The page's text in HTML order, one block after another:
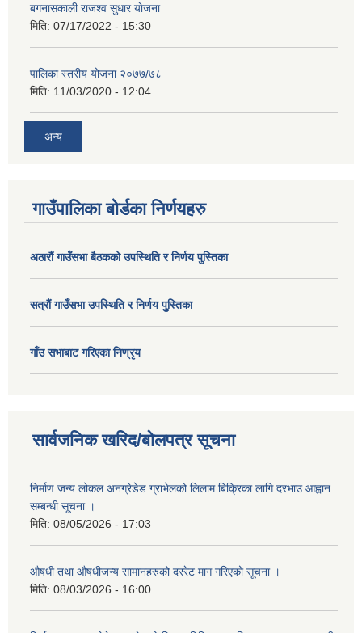
बगनासकाली राजश्व सुधार याेजना
मिति: 07/17/2022 - 15:30
पालिका स्तरीय योजना २०७७/७८
मिति: 11/03/2020 - 12:04
अन्य
गाउँपालिका बोर्डका निर्णयहरु
अठाराैं गाउँसभा बैठकको उपस्थिति र निर्णय पुस्तिका
सत्राैं गाउँसभा उपस्थिति र निर्णय पुु्स्तिका
गाँउ सभाबाट गरिएका निण्रृय
सार्वजनिक खरिद/बोलपत्र सूचना
निर्माण जन्य लोकल अनग्रेडेड ग्राभेलको लिलाम बिक्रिका लागि दरभाउ आह्वान
सम्बन्धी सूचना ।
मिति: 08/05/2026 - 17:03
औषधी तथा औषधीजन्य सामानहरुको दररेट माग गरिएको सूचना ।
मिति: 08/03/2026 - 16:00